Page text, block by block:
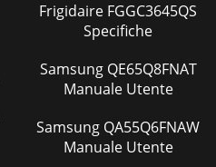
Frigidaire FGGC3645QS
Specifiche
Samsung QE65Q8FNAT
Manuale Utente
Samsung QA55Q6FNAW
Manuale Utente